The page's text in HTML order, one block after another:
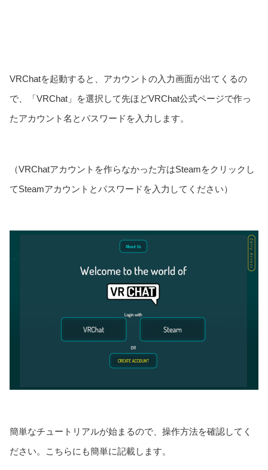
VRChatを起動すると、アカウントの入力画面が出てくるの
で、「VRChat」を選択して先ほどVRChat公式ページで作っ
たアカウント名とパスワードを入力します。
（VRChatアカウントを作らなかった方はSteamをクリックし
てSteamアカウントとパスワードを入力してください）
簡単なチュートリアルが始まるので、操作方法を確認してく
ださい。こちらにも簡単に記載します。